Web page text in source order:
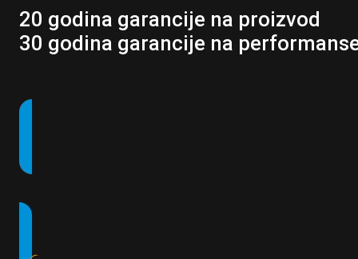
20 godina garancije na proizvod
30 godina garancije na